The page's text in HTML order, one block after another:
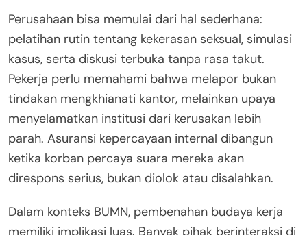
Perusahaan bisa memulai dari hal sederhana:
pelatihan rutin tentang kekerasan seksual, simulasi
kasus, serta diskusi terbuka tanpa rasa takut.
Pekerja perlu memahami bahwa melapor bukan
tindakan mengkhianati kantor, melainkan upaya
menyelamatkan institusi dari kerusakan lebih
parah. Asuransi kepercayaan internal dibangun
ketika korban percaya suara mereka akan
direspons serius, bukan diolok atau disalahkan.
Dalam konteks BUMN, pembenahan budaya kerja
memiliki implikasi luas. Banyak pihak berinteraksi di